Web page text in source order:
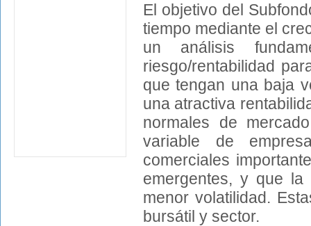
El objetivo del
tiempo mediante el
un análisis
riesgo/rentabilidad
que tengan una baja
una atractiva
normales de
variable de
comerciales
emergentes, y que
menor volatilidad.
bursátil y sector.